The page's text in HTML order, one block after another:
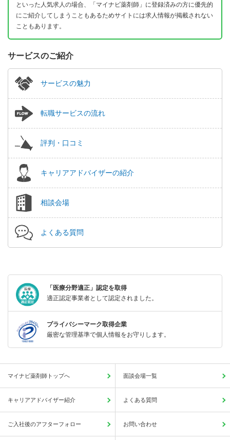
といった人気求人の場合、「マイナビ薬剤師」に登録済みの方に優先的
にご紹介してしまうこともあるためサイトには求人情報が掲載されない
こともあります。
サービスのご紹介
サービスの魅力
転職サービスの流れ
評判・口コミ
キャリアアドバイザーの紹介
相談会場
よくある質問
「医療分野適正」認定を取得
適正認定事業者として認定されました。
プライバシーマーク取得企業
厳密な管理基準で個人情報をお守りします。
マイナビ薬剤師トップへ 面談会場一覧
キャリアアドバイザー紹介 よくある質問
ご入社後のアフターフォロー お問い合わせ